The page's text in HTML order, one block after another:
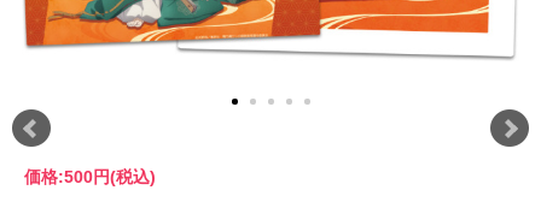
価格:500円(税込)